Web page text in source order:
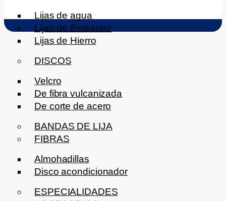
Lijas de agua
Lijas de Estearato
Lijas de Hierro
DISCOS
Velcro
De fibra vulcanizada
De corte de acero
BANDAS DE LIJA
FIBRAS
Almohadillas
Disco acondicionador
ESPECIALIDADES